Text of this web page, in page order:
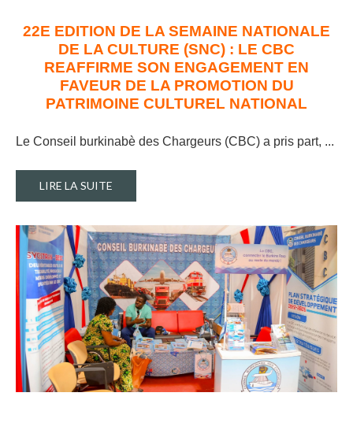
22E EDITION DE LA SEMAINE NATIONALE
DE LA CULTURE (SNC) : LE CBC
REAFFIRME SON ENGAGEMENT EN
FAVEUR DE LA PROMOTION DU
PATRIMOINE CULTUREL NATIONAL
Le Conseil burkinabè des Chargeurs (CBC) a pris part, ...
LIRE LA SUITE